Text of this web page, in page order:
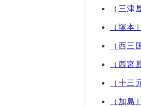
（三津
（塚本
（西三
（西宮
（十
（加島